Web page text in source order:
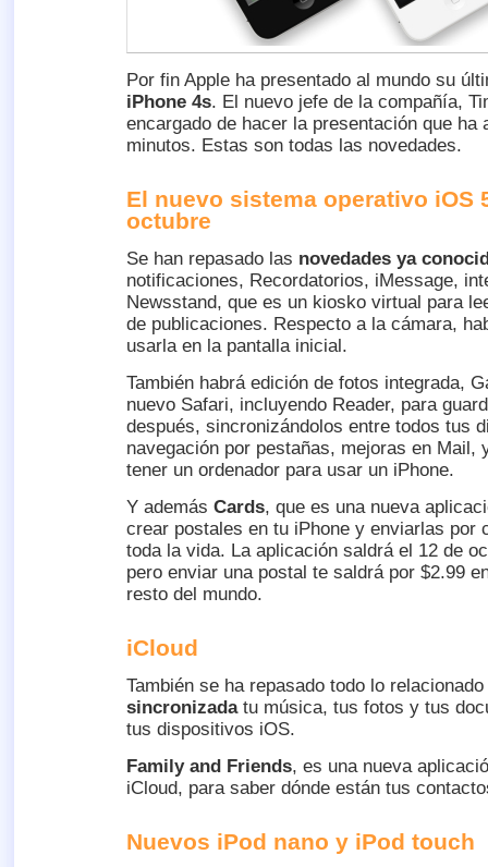
Por fin Apple ha presentado al mundo su
iPhone 4s. El nuevo jefe de la compañía,
encargado de hacer la presentación que ha
minutos. Estas son todas las novedades.
El nuevo sistema operativo iOS
octubre
Se han repasado las novedades ya
notificaciones, Recordatorios, iMessage,
Newsstand, que es un kiosko virtual para
de publicaciones. Respecto a la cámara,
usarla en la pantalla inicial.
También habrá edición de fotos integrada,
nuevo Safari, incluyendo Reader, para
después, sincronizándolos entre todos tus
navegación por pestañas, mejoras en Mail,
tener un ordenador para usar un iPhone.
Y además Cards, que es una nueva
crear postales en tu iPhone y enviarlas por
toda la vida. La aplicación saldrá el 12 de
pero enviar una postal te saldrá por $2.99
resto del mundo.
iCloud
También se ha repasado todo lo
sincronizadatu música, tus fotos y tus
tus dispositivos iOS.
Family and Friends, es una nueva
iCloud, para saber dónde están tus
Nuevos iPod nano y iPod touch